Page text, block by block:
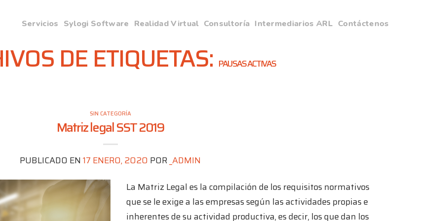
Servicios Sylogi Software Realidad Virtual Consultoría Intermediarios ARL Contáctenos
DE ETIQUETAS: PAUSAS ACTIVAS
SIN CATEGORÍA
Matriz legal SST 2019
PUBLICADO EN17 ENERO, 2020 POR _ADMIN
La Matriz Legal es la compilación de los requisitos normativos
que se le exige a las empresas según las actividades propias e
inherentes de su actividad productiva, es decir, los que dan los